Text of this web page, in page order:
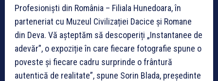
Profesioniști din România – Filiala Hunedoara, în
parteneriat cu Muzeul Civilizației Dacice și Romane
din Deva. Vă așteptăm să descoperiți „Instantanee de
adevăr”, o expoziție în care fiecare fotografie spune o
poveste și fiecare cadru surprinde o frântură
autentică de realitate”, spune Sorin Blada, preşedinte